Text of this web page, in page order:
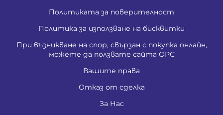
Политиката за поверителност
Политика за използване на бисквитки
При възникване на спор, свързан с покупка онлайн,
можете да ползвате сайта ОРС
Вашите права
Отказ от сделка
За Нас